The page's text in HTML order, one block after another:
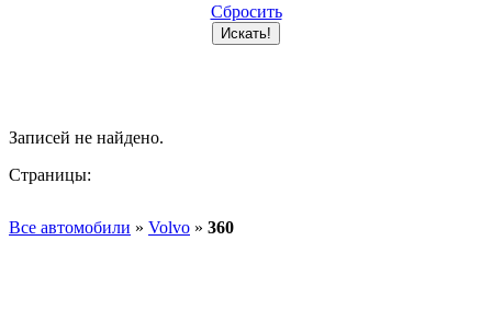
Сбросить
Записей не найдено.
Страницы:
Все автомобили » Volvo » 360